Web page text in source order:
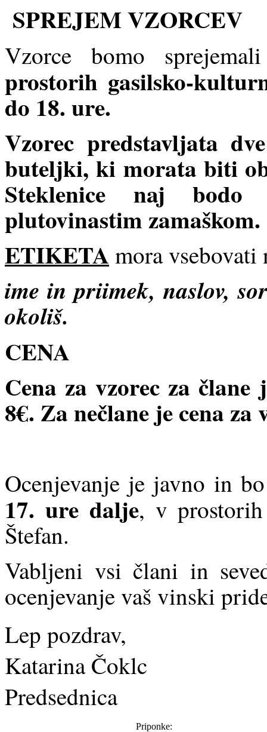
SPREJEM VZORCEV
Vzorce bomo
prostorih gasilsko-
do 18. ure.
Vzorec predstavljata
buteljki, ki morata biti
Steklenice naj
plutovinastim zamaškom.
ETIKETA mora vsebovati
ime in priimek, naslov,
okoliš.
CENA
Cena za vzorec za
8€. Za nečlane je cena za
Ocenjevanje je javno in
17. ure dalje, v prostorih
Štefan.
Vabljeni vsi člani in
ocenjevanje vaš vinski
Lep pozdrav,
Katarina Čoklc
Predsednica
Priponke: